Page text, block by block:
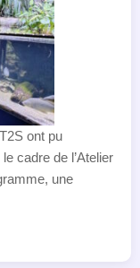
ont pu
cadre de l’Atelier
une